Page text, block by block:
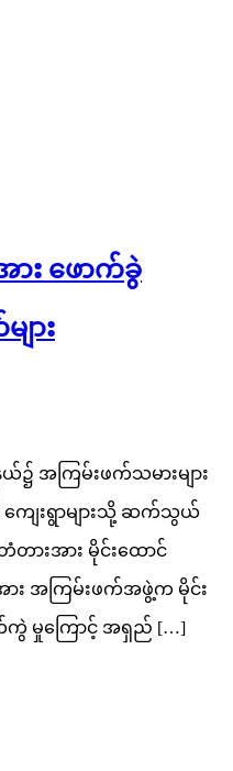
ား ဖောက်ခွဲ
ား
၌ အကြမ်းဖက်သမားများ
ကျေးရွာများသို့ ဆက်သွယ်
ားအား မိုင်းထောင်
း အကြမ်းဖက်အဖွဲ့က မိုင်း
ကွဲ မှုကြောင့် အရှည် […]